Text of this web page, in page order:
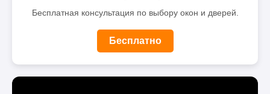
Бесплатная консультация по выбору окон и дверей.
Бесплатно